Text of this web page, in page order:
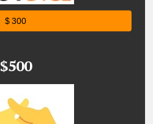
$ 300
$500